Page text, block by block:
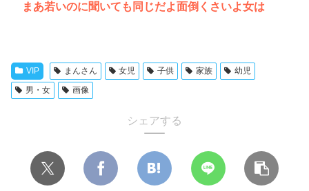
まあ若いのに聞いても同じだよ面倒くさいよ女は
VIP まんさん 女児 子供 家族
幼児
男・女
画像
シェアする